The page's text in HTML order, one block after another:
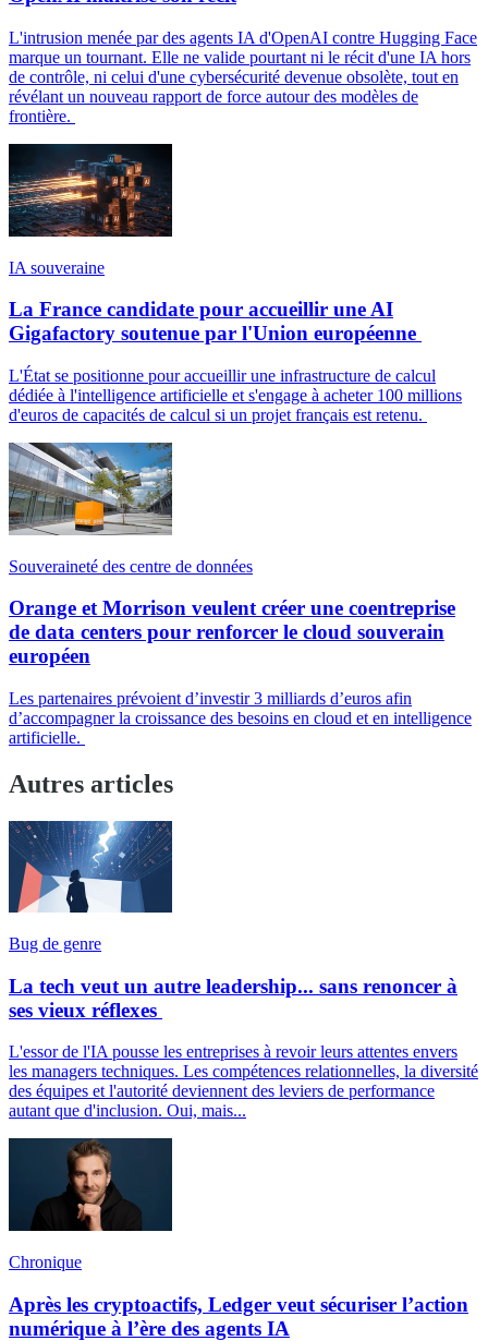
L'intrusion menée par des agents IA d'OpenAI contre Hugging Face
marque un tournant. Elle ne valide pourtant ni le récit d'une IA hors
de contrôle, ni celui d'une cybersécurité devenue obsolète, tout en
révélant un nouveau rapport de force autour des modèles de
frontière.
IA souveraine
La France candidate pour accueillir une AI
Gigafactory soutenue par l'Union européenne
L'État se positionne pour accueillir une infrastructure de calcul
dédiée à l'intelligence artificielle et s'engage à acheter 100 millions
d'euros de capacités de calcul si un projet français est retenu.
Souveraineté des centre de données
Orange et Morrison veulent créer une coentreprise
de data centers pour renforcer le cloud souverain
européen
Les partenaires prévoient d’investir 3 milliards d’euros afin
d’accompagner la croissance des besoins en cloud et en intelligence
artificielle.
Autres articles
Bug de genre
La tech veut un autre leadership... sans renoncer à
ses vieux réflexes
L'essor de l'IA pousse les entreprises à revoir leurs attentes envers
les managers techniques. Les compétences relationnelles, la diversité
des équipes et l'autorité deviennent des leviers de performance
autant que d'inclusion. Oui, mais...
Chronique
Après les cryptoactifs, Ledger veut sécuriser l’action
numérique à l’ère des agents IA